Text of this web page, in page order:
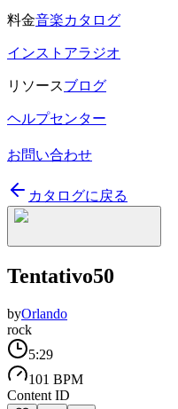
料金音楽カタログ
インストアラジオ
リソースブログ
ヘルプセンター
お問い合わせ
カタログに戻る
Tentativo50
byOrlando
rock
5:29
101 BPM
Content ID